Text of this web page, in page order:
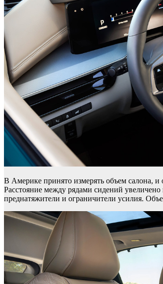
В Америке принято измерять объем салона,
Расстояние между рядами сидений
преднатяжители и ограничители усилия.